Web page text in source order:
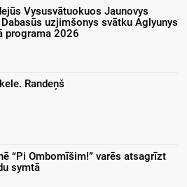
Vysusvātuokuos Jaunovys
uzjimšonys svātku Aglyunys
programa 2026
Randeņš
“Pi Ombomīšim!” varēs atsagrīzt
symtā